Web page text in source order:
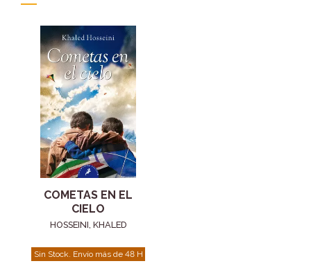
COMETAS EN EL
CIELO
HOSSEINI, KHALED
Sin Stock. Envío más de 48 H